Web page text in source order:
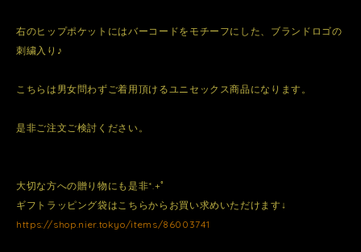
右のヒップポケットにはバーコードをモチーフにした、ブランドロゴの
刺繍入り♪
こちらは男女問わずご着用頂けるユニセックス商品になります。
是非ご注文ご検討ください。
大切な方への贈り物にも是非*.+ﾟ
ギフトラッピング袋はこちらからお買い求めいただけます↓
https://shop.nier.tokyo/items/86003741